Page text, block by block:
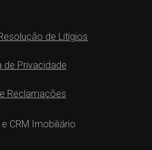
de Litígios
de Privacidade
Reclamações
CRM Imobiliário